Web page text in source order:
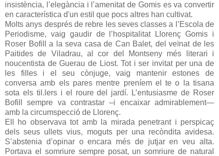
insistència, l’elegància i l’amenitat de Gomis es va convertir
en característica d'un estil que pocs altres han cultivat.
Molts anys després de rebre les seves classes a l’Escola de
Periodisme, vaig gaudir de l’hospitalitat Llorenç Gomis i
Roser Bofill a la seva casa de Can Balet, del veïnat de les
Paitides de Viladrau, al cor del Montseny més literari i
noucentista de Guerau de Liost. Tot i ser invitat per una de
les filles i el seu cònjuge, vaig mantenir estones de
conversa amb els pares mentre preníem el te o la tisana
sota els til.lers i el roure del jardí. L’entusiasme de Roser
Bofill sempre va contrastar –i encaixar admirablement—
amb la circumspecció de Llorenç.
Ell ho observava tot amb la mirada penetrant i perspicaç
dels seus ullets vius, moguts per una recòndita avidesa.
S’abstenia d’opinar o encara més de jutjar en veu alta.
Portava el somriure sempre posat, un somriure de natural